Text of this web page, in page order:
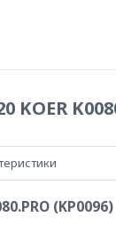
(KP0096)